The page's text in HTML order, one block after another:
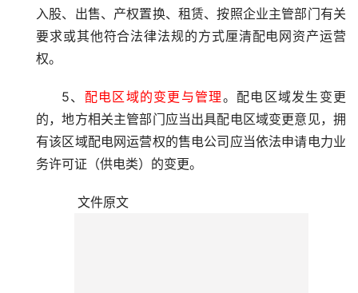
入股、出售、产权置换、租赁、按照企业主管部门有关
要求或其他符合法律法规的方式厘清配电网资产运营
权。
5、 配电区域的变更与管理。配电区域发生变更
的，地方相关主管部门应当出具配电区域变更意见，拥
有该区域配电网运营权的售电公司应当依法申请电力业
务许可证（供电类）的变更。
文件原文